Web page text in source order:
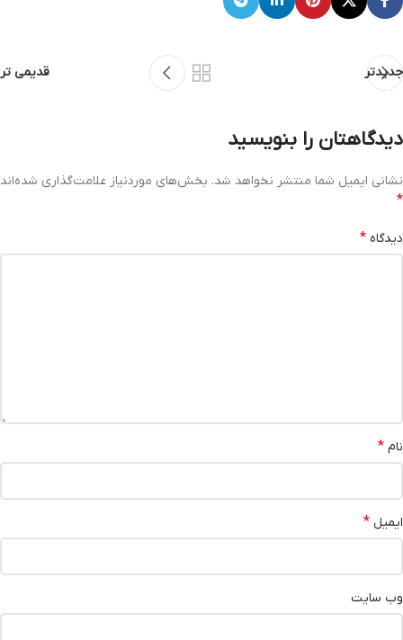
جدیدتر قدیمی تر
دیدگاهتان را بنویسید
نشانی ایمیل شما منتشر نخواهد شد. بخش‌های موردنیاز علامت‌گذاری شده‌اند
*
دیدگاه *
نام *
ایمیل *
وب‌ سایت